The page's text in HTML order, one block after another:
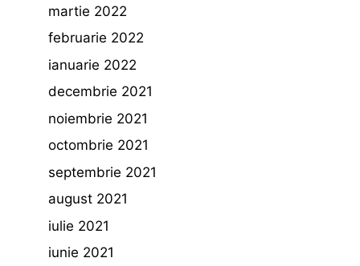
martie 2022
februarie 2022
ianuarie 2022
decembrie 2021
noiembrie 2021
octombrie 2021
septembrie 2021
august 2021
iulie 2021
iunie 2021